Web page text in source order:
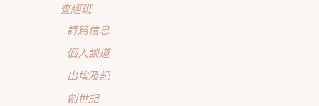
查經班
詩篇信息
個人談道
出埃及記
創世記